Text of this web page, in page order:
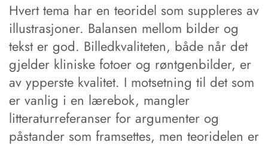
Hvert tema har en teoridel som suppleres av
illustrasjoner. Balansen mellom bilder og
tekst er god. Billedkvaliteten, både når det
gjelder kliniske fotoer og røntgenbilder, er
av ypperste kvalitet. I motsetning til det som
er vanlig i en lærebok, mangler
litteraturreferanser for argumenter og
påstander som framsettes, men teoridelen er